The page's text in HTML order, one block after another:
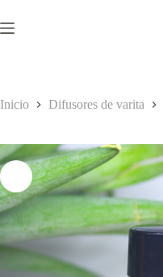
al
contenido
Inicio Difusores de varita